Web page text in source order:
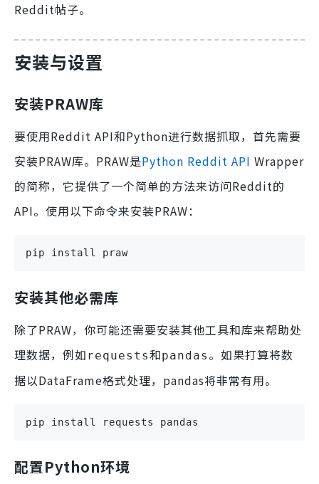
Reddit帖子。
安装与设置
安装PRAW库
要使用Reddit API和Python进行数据抓取，首先需要
安装PRAW库。PRAW是Python Reddit API Wrapper
的简称，它提供了一个简单的方法来访问Reddit的
API。使用以下命令来安装PRAW：
pip install praw
安装其他必需库
除了PRAW，你可能还需要安装其他工具和库来帮助处
理数据，例如 requests和pandas 。如果打算将数
据以DataFrame格式处理，pandas将非常有用。
pip install requests pandas
配置Python环境